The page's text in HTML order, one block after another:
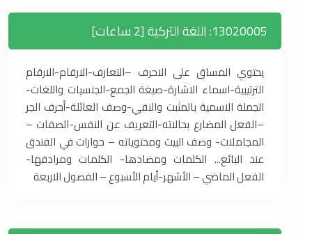
13020005: اللغة التركية [2 ساعات]
يحتوي المساق على الاحرف –التعارف-الارقام-الارقام
الترتيبية-اسماء الاشارة-صيغة الجمع-الجنسيات واللغات-
الجملة الاسمية بالمثبت والنفي-وصف العائلة-أحرف الجر
–الفعل المضارع بحالاته-التعريف عن النفس-الصفات –
المجاملات- وصف البيت ومحتوياته – حوارات في الفندق
عند البائع... الكلمات ومضادها- الكلمات ومرادفها-
الفعل الماضي – الأشهر-أيام الأسبوع – الفصول الاربعة